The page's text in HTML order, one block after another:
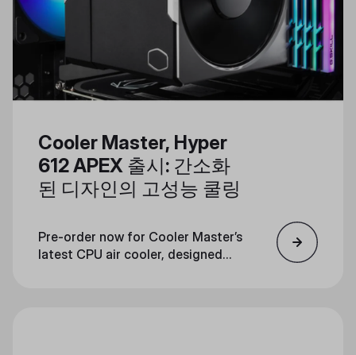
Cooler Master, Hyper
612 APEX 출시: 간소화
된 디자인의 고성능 쿨링
Pre-order now for Cooler Master’s
latest CPU air cooler, designed